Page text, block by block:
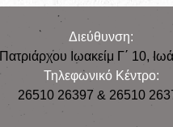
Διεύθυνση:
Πατριάρχου Ιωακείμ Γ΄ 10,
Τηλεφωνικό Κέντρο:
26510 26397 & 26510